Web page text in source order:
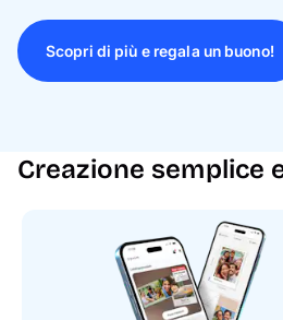
Scopri di più e regala un buono!
Creazione semplice